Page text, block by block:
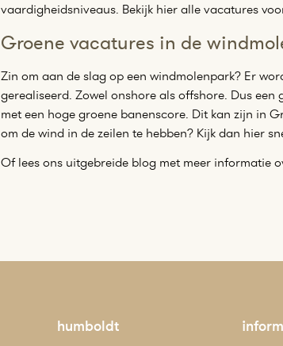
vaardigheidsniveaus. Bekijk hier alle vacatures
Groene vacatures in de
Zin om aan de slag op een windmolenpark? Er
gerealiseerd. Zowel onshore als offshore. Dus
met een hoge groene banenscore. Dit kan zijn in
om de wind in de zeilen te hebben? Kijk dan hier
Of lees ons uitgebreide blog met meer informatie
humboldt